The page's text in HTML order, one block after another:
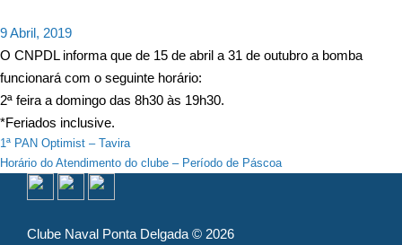
9 Abril, 2019
O CNPDL informa que de 15 de abril a 31 de outubro a bomba
funcionará com o seguinte horário:
2ª feira a domingo das 8h30 às 19h30.
*Feriados inclusive.
Navegação
de
artigos
1ª PAN Optimist – Tavira
Horário do Atendimento do clube – Período de Páscoa
Clube Naval Ponta Delgada © 2026